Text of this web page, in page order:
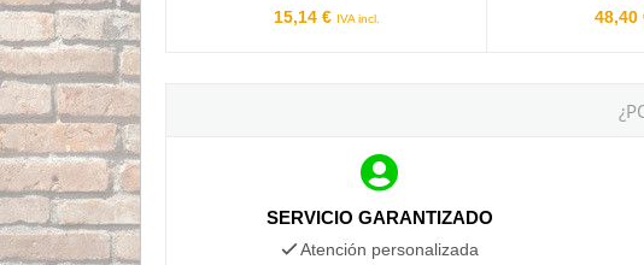
15,14 € IVA incl. 48,40
SERVICIO GARANTIZADO
Atención personalizada